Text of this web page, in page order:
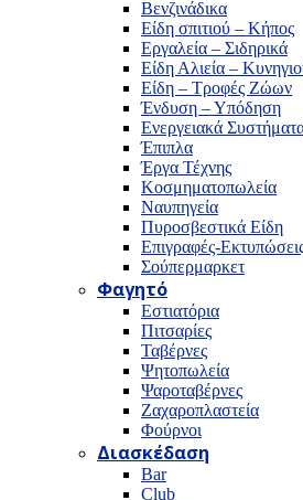
Βενζινάδικα
Είδη σπιτιού – Κήπος
Εργαλεία – Σιδηρικά
Είδη Αλιεία –
Είδη – Τροφές Ζώων
Ένδυση – Υπόδηση
Ενεργειακά
Έπιπλα
Έργα Τέχνης
Κοσμηματοπωλεία
Ναυπηγεία
Πυροσβεστικά Είδη
Επιγραφές-
Σούπερμαρκετ
Φαγητό
Εστιατόρια
Πιτσαρίες
Ταβέρνες
Ψητοπωλεία
Ψαροταβέρνες
Ζαχαροπλαστεία
Φούρνοι
Διασκέδαση
Bar
Club